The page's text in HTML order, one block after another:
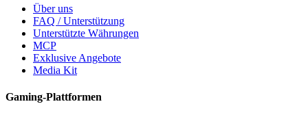
Über uns
FAQ / Unterstützung
Unterstützte Währungen
MCP
Exklusive Angebote
Media Kit
Gaming-Plattformen